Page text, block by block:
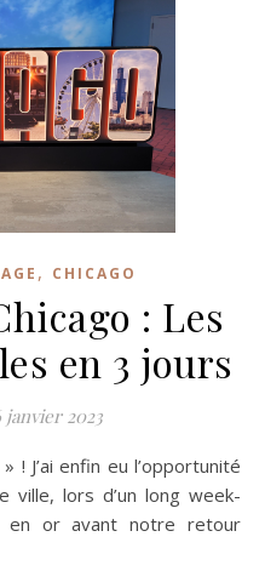
, CHICAGO
: Les
en 3 jours
janvier 2023
ville, lors d’un long week-
en or avant notre retour